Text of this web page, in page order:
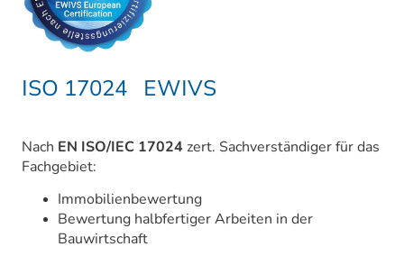
ISO 17024 EWIVS
Nach EN ISO/IEC 17024 zert. Sachverständiger für das
Fachgebiet:
Immobilienbewertung
Bewertung halbfertiger Arbeiten in der
Bauwirtschaft